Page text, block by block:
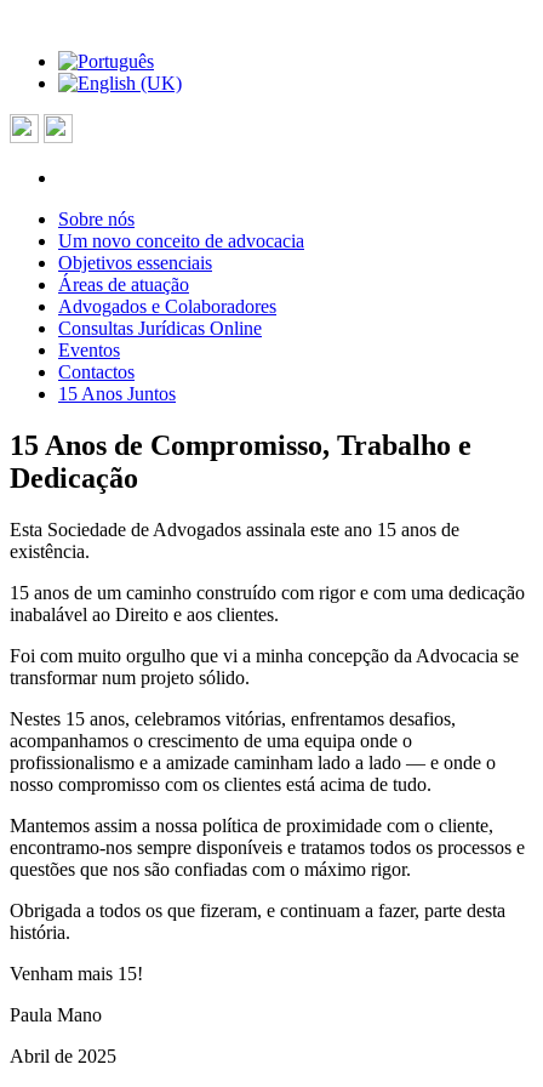
Sobre nós
Um novo conceito de advocacia
Objetivos essenciais
Áreas de atuação
Advogados e Colaboradores
Consultas Jurídicas Online
Eventos
Contactos
15 Anos Juntos
15 Anos de Compromisso, Trabalho e
Dedicação
Esta Sociedade de Advogados assinala este ano 15 anos de
existência.
15 anos de um caminho construído com rigor e com uma dedicação
inabalável ao Direito e aos clientes.
Foi com muito orgulho que vi a minha concepção da Advocacia se
transformar num projeto sólido.
Nestes 15 anos, celebramos vitórias, enfrentamos desafios,
acompanhamos o crescimento de uma equipa onde o
profissionalismo e a amizade caminham lado a lado — e onde o
nosso compromisso com os clientes está acima de tudo.
Mantemos assim a nossa política de proximidade com o cliente,
encontramo-nos sempre disponíveis e tratamos todos os processos e
questões que nos são confiadas com o máximo rigor.
Obrigada a todos os que fizeram, e continuam a fazer, parte desta
história.
Venham mais 15!
Paula Mano
Abril de 2025